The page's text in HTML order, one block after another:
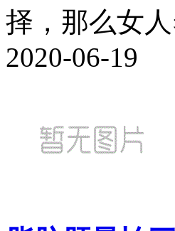
择，那么女
2020-06-19